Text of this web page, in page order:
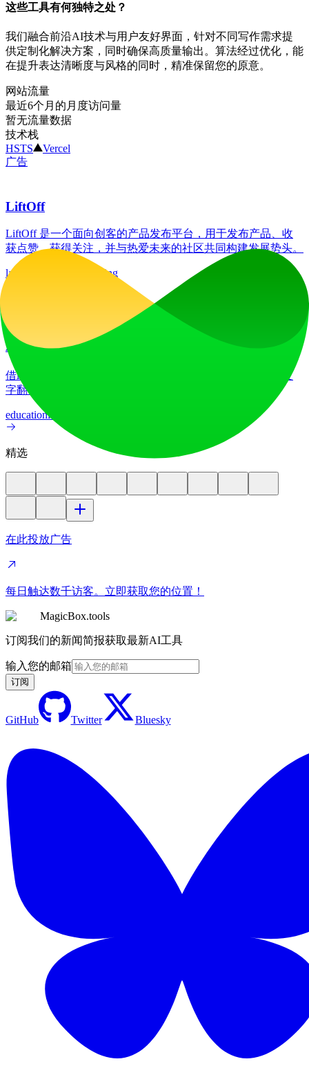
这些工具有何独特之处？
我们融合前沿AI技术与用户友好界面，针对不同写作需求提
供定制化解决方案，同时确保高质量输出。算法经过优化，能
在提升表达清晰度与风格的同时，精准保留您的原意。
网站流量
最近6个月的月度访问量
暂无流量数据
技术栈
HSTS
Vercel
广告
LiftOff
LiftOff 是一个面向创客的产品发布平台，用于发布产品、收
获点赞、获得关注，并与热爱未来的社区共同构建发展势头。
launch-platform marketing
AI图像翻译器
借助我们先进的AI图像翻译器，在70多种语言间实现图像文
字翻译，助您将产品更好地推向全球各国市场。
educationimage
精选
在此投放广告
每日触达数千访客。立即获取您的位置！
MagicBox.tools
订阅我们的新闻简报获取最新AI工具
输入您的邮箱
订阅
GitHub Twitter Bluesky